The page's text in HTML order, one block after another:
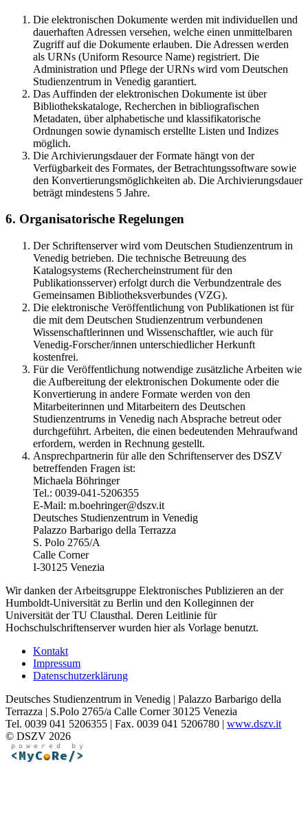
Die elektronischen Dokumente werden mit individuellen und
dauerhaften Adressen versehen, welche einen unmittelbaren
Zugriff auf die Dokumente erlauben. Die Adressen werden
als URNs (Uniform Resource Name) registriert. Die
Administration und Pflege der URNs wird vom Deutschen
Studienzentrum in Venedig garantiert.
Das Auffinden der elektronischen Dokumente ist über
Bibliothekskataloge, Recherchen in bibliografischen
Metadaten, über alphabetische und klassifikatorische
Ordnungen sowie dynamisch erstellte Listen und Indizes
möglich.
Die Archivierungsdauer der Formate hängt von der
Verfügbarkeit des Formates, der Betrachtungssoftware sowie
den Konvertierungsmöglichkeiten ab. Die Archivierungsdauer
beträgt mindestens 5 Jahre.
6. Organisatorische Regelungen
Der Schriftenserver wird vom Deutschen Studienzentrum in
Venedig betrieben. Die technische Betreuung des
Katalogsystems (Rechercheinstrument für den
Publikationsserver) erfolgt durch die Verbundzentrale des
Gemeinsamen Bibliotheksverbundes (VZG).
Die elektronische Veröffentlichung von Publikationen ist für
die mit dem Deutschen Studienzentrum verbundenen
Wissenschaftlerinnen und Wissenschaftler, wie auch für
Venedig-Forscher/innen unterschiedlicher Herkunft
kostenfrei.
Für die Veröffentlichung notwendige zusätzliche Arbeiten wie
die Aufbereitung der elektronischen Dokumente oder die
Konvertierung in andere Formate werden von den
Mitarbeiterinnen und Mitarbeitern des Deutschen
Studienzentrums in Venedig nach Absprache betreut oder
durchgeführt. Arbeiten, die einen bedeutenden Mehraufwand
erfordern, werden in Rechnung gestellt.
Ansprechpartnerin für alle den Schriftenserver des DSZV
betreffenden Fragen ist:
Michaela Böhringer
Tel.: 0039-041-5206355
E-Mail: m.boehringer@dszv.it
Deutsches Studienzentrum in Venedig
Palazzo Barbarigo della Terrazza
S. Polo 2765/A
Calle Corner
I-30125 Venezia
Wir danken der Arbeitsgruppe Elektronisches Publizieren an der
Humboldt-Universität zu Berlin und den Kolleginnen der
Universität der TU Clausthal. Deren Leitlinie für
Hochschulschriftenserver wurden hier als Vorlage benutzt.
Kontakt
Impressum
Datenschutzerklärung
Deutsches Studienzentrum in Venedig | Palazzo Barbarigo della
Terrazza | S.Polo 2765/a Calle Corner 30125 Venezia
Tel. 0039 041 5206355 | Fax. 0039 041 5206780 | www.dszv.it
© DSZV 2026